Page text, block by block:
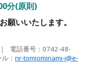
0分(原則)
願いいたします。
｜ 電話番号：0742-48-
ル ： nr-tomiominami-j@e-